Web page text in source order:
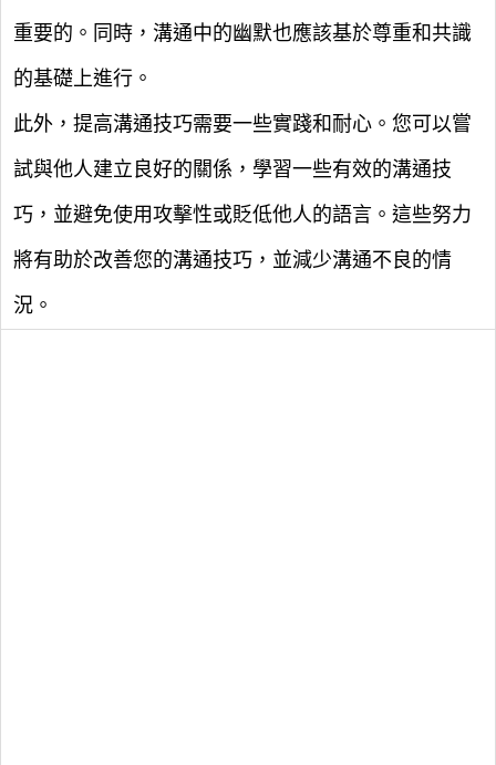
重要的。同時，溝通中的幽默也應該基於尊重和共識
的基礎上進行。
此外，提高溝通技巧需要一些實踐和耐心。您可以嘗
試與他人建立良好的關係，學習一些有效的溝通技
巧，並避免使用攻擊性或貶低他人的語言。這些努力
將有助於改善您的溝通技巧，並減少溝通不良的情
況。